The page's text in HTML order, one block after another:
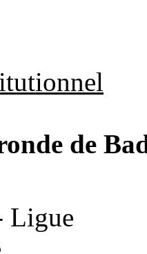
de